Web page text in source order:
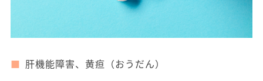
肝機能障害、黄疸（おうだん）